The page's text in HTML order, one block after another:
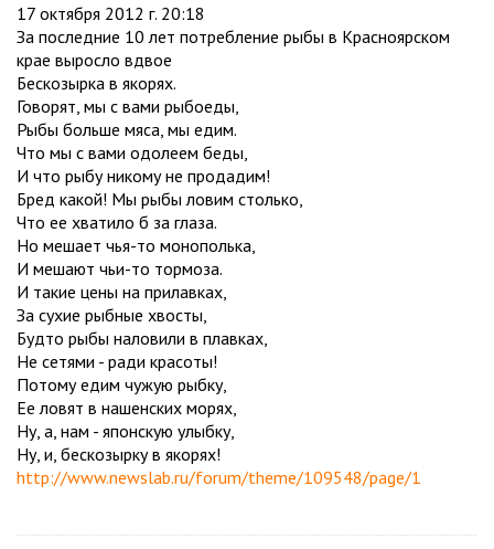
17 октября 2012 г. 20:18
За последние 10 лет потребление рыбы в Красноярском
крае выросло вдвое
Бескозырка в якорях.
Говорят, мы с вами рыбоеды,
Рыбы больше мяса, мы едим.
Что мы с вами одолеем беды,
И что рыбу никому не продадим!
Бред какой! Мы рыбы ловим столько,
Что ее хватило б за глаза.
Но мешает чья-то монополька,
И мешают чьи-то тормоза.
И такие цены на прилавках,
За сухие рыбные хвосты,
Будто рыбы наловили в плавках,
Не сетями - ради красоты!
Потому едим чужую рыбку,
Ее ловят в нашенских морях,
Ну, а, нам - японскую улыбку,
Ну, и, бескозырку в якорях!
http://www.newslab.ru/forum/theme/109548/page/1